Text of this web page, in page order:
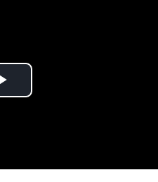
Play Video